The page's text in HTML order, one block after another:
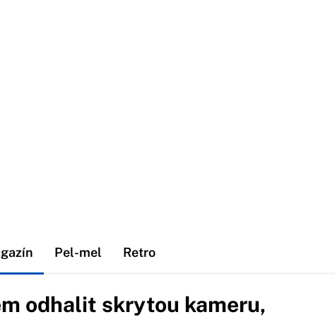
Pel-mel Retro
odhalit skrytou kameru,